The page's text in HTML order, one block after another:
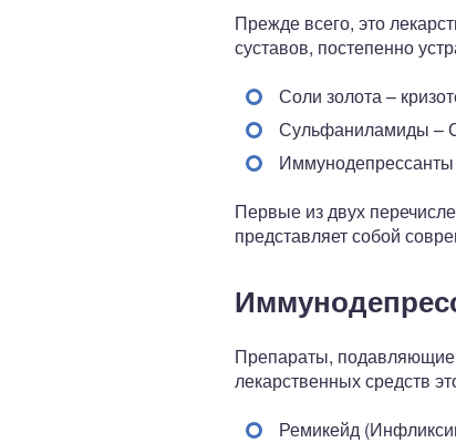
Прежде всего, это
суставов, постепенно
Соли золота –
Сульфаниламиды –
Первые из двух
представляет собой
Препараты, подавляющие
лекарственных средств
Ремикейд